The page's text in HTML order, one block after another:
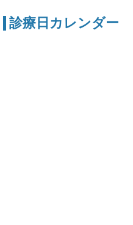
診療日カレンダー